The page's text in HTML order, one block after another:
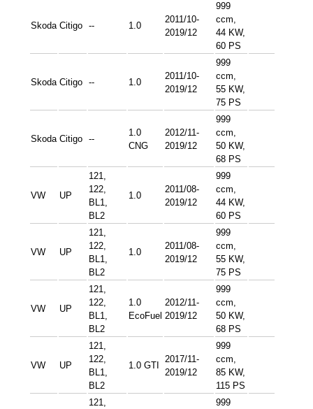
Skoda Citigo -- 1.0
2011/10-
2019/12
999
ccm,
44 KW,
60 PS
Skoda Citigo -- 1.0
2011/10-
2019/12
999
ccm,
55 KW,
75 PS
Skoda Citigo --
1.0
CNG
2012/11-
2019/12
999
ccm,
50 KW,
68 PS
VW UP
121,
122,
BL1,
BL2
1.0
2011/08-
2019/12
999
ccm,
44 KW,
60 PS
VW UP
121,
122,
BL1,
BL2
1.0
2011/08-
2019/12
999
ccm,
55 KW,
75 PS
VW UP
121,
122,
BL1,
BL2
1.0
EcoFuel
2012/11-
2019/12
999
ccm,
50 KW,
68 PS
VW UP
121,
122,
BL1,
BL2
1.0 GTI
2017/11-
2019/12
999
ccm,
85 KW,
115 PS
121,
999